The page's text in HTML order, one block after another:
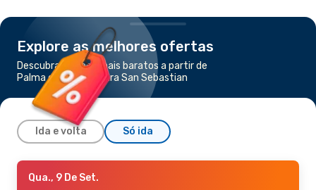
Explore as melhores ofertas
Descubra os voos mais baratos a partir de
Palma de Maiorca para San Sebastian
Ida e volta Só ida
Qua., 26 De Ago.
Qua., 9 De Set.